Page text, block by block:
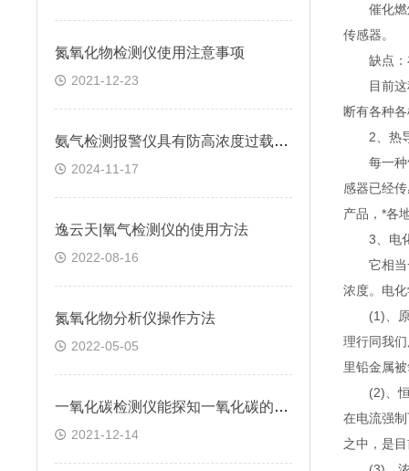
氮氧化物检测仪使用注意事项
2021-12-23
氨气检测报警仪具有防高浓度过载功能和自我保护功能
2024-11-17
逸云天|氧气检测仪的使用方法
2022-08-16
氮氧化物分析仪操作方法
2022-05-05
一氧化碳检测仪能探知一氧化碳的浓度变化吗
2021-12-14
催化燃烧
传感器。
缺点：在
目前这种
断有各种
2、热导
每一种气
感器已经
产品，*各
3、电化
它相当一
浓度。电
(1)、原
理行同我
里铅金属
(2)、恒
在电流强
之中，是